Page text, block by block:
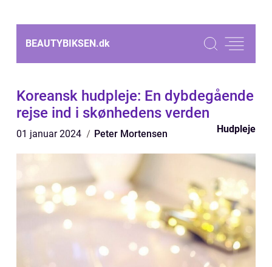
BEAUTYBIKSEN.dk
Koreansk hudpleje: En dybdegående
rejse ind i skønhedens verden
01 januar 2024 Peter Mortensen Hudpleje